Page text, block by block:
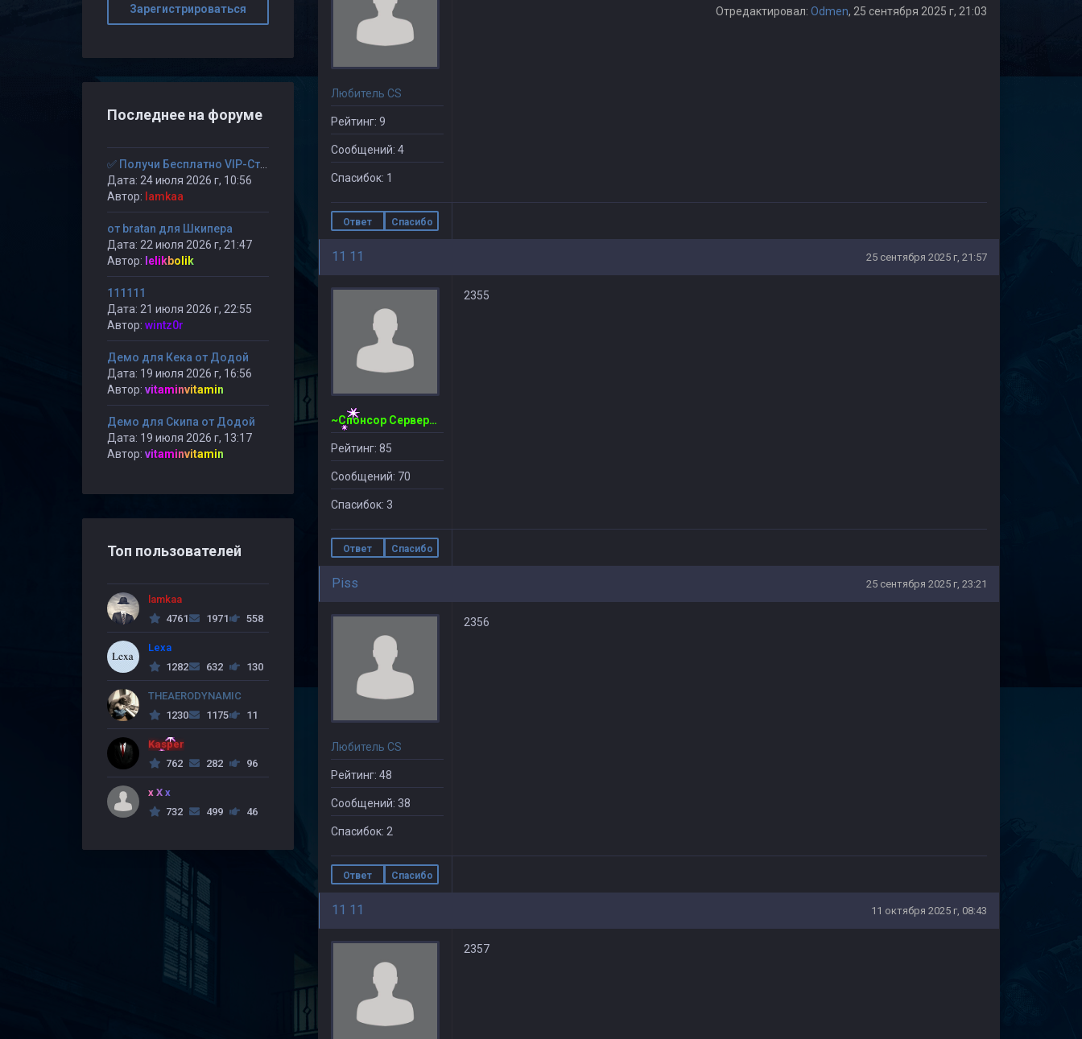
Любитель CS
Рейтинг: 9
Сообщений: 4
Спасибок: 1
Отредактировал: Odmen, 25 сентября 2025 г, 21:03
Ответ Спасибо
11 11 25 сентября 2025 г, 21:57
~Спонсор Сервера~ CSDM ©
Рейтинг: 85
Сообщений: 70
Спасибок: 3
2355
Ответ Спасибо
Piss 25 сентября 2025 г, 23:21
Любитель CS
Рейтинг: 48
Сообщений: 38
Спасибок: 2
2356
Ответ Спасибо
11 11 11 октября 2025 г, 08:43
2357
Зарегистрироваться
Последнее на форуме
Дата: 24 июля 2026 г, 10:56
Автор: lamkaa
от bratan для Шкипера
Дата: 22 июля 2026 г, 21:47
Автор: lelikbolik
111111
Дата: 21 июля 2026 г, 22:55
Автор: wintz0r
Демо для Кека от Додой
Дата: 19 июля 2026 г, 16:56
Автор: vitaminvitamin
Демо для Скипа от Додой
Дата: 19 июля 2026 г, 13:17
Автор: vitaminvitamin
Топ пользователей
lamkaa
4761
1971 558
Lexa
1282
632 130
THEAERODYNAMIC
1230
1175 11
Kasper
762
282 96
x X x
732
499 46